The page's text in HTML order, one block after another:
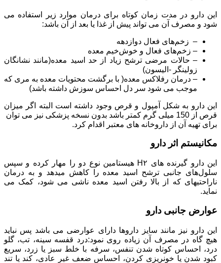
این دارو در مدت زمان کوتاه برای درمان موارد زیر استفاده می
شود و مصرف آن می تواند پیش از غذا یا بعد از آن باشد:
– زخم‌های فعال دوازدهه
– زخم‌های فعال و خوش‌خیم معده
– حالات مرضی ترشح زیاد از حد اسید معده(مانند نشانگان
زولینگر -الیسون)
– درمان رفلاکس معده( با برگشت محتویات معده به مری که
موجب می شود سر دل احساس سوزش داشته باشد)
این دارو به شکل آمپول و قرص وجود داشته است البته اگر میزان
قرص از 150 میلی گرم کمتر باشد بدون نسخه پزشکی نیز می توان
برای تهیه آن از داروخانه های معتبر اقدام کرد.
مکانیستم اثر دارو
این دارو گیرنده های H۲ هیستامین نوع دو را مهار کرده و سپس
سلول‌های جانبی ترشح اسید معده را کاهش میدهد و به درمان
ناراحتیهای که از بالا رفتن اسید معده ناشی می شود، کمک می
نماید.
عوارض جانبی دارو
این دارو نیز مانند سایز داروها دارای عوارضی می باشد پس نباید
هیچ گاه در مصرف آن زیاده روی نمود:درد قفسه سینه، تب، گلو
درد، احساس کوتاه شدن تنفس، سرفه با خلط سبز یا زرد، سریع
کبود شدن یا خونریزی کردن، احساس ضعف غیر عادی، کند یا تند